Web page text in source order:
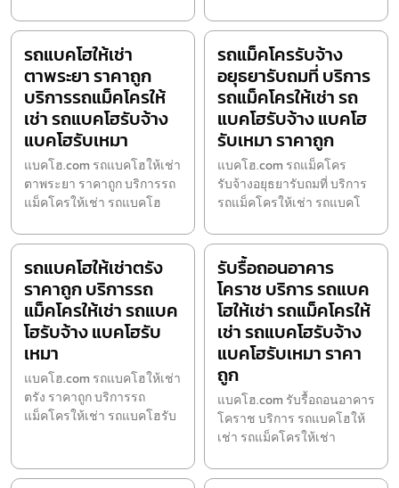
รถแบคโฮให้เช่า
ตาพระยา ราคาถูก
บริการรถแม็คโครให้
เช่า รถแบคโฮรับจ้าง
แบคโฮรับเหมา
แบคโฮ.com รถแบคโฮให้เช่า
ตาพระยา ราคาถูก บริการรถ
แม็คโครให้เช่า รถแบคโฮ
รถแม็คโครรับจ้าง
อยุธยารับถมที่ บริการ
รถแม็คโครให้เช่า รถ
แบคโฮรับจ้าง แบคโฮ
รับเหมา ราคาถูก
แบคโฮ.com รถแม็คโคร
รับจ้างอยุธยารับถมที่ บริการ
รถแม็คโครให้เช่า รถแบคโ
รถแบคโฮให้เช่าตรัง
ราคาถูก บริการรถ
แม็คโครให้เช่า รถแบค
โฮรับจ้าง แบคโฮรับ
เหมา
แบคโฮ.com รถแบคโฮให้เช่า
ตรัง ราคาถูก บริการรถ
แม็คโครให้เช่า รถแบคโฮรับ
รับรื้อถอนอาคาร
โคราช บริการ รถแบค
โฮให้เช่า รถแม็คโครให้
เช่า รถแบคโฮรับจ้าง
แบคโฮรับเหมา ราคา
ถูก
แบคโฮ.com รับรื้อถอนอาคาร
โคราช บริการ รถแบคโฮให้
เช่า รถแม็คโครให้เช่า